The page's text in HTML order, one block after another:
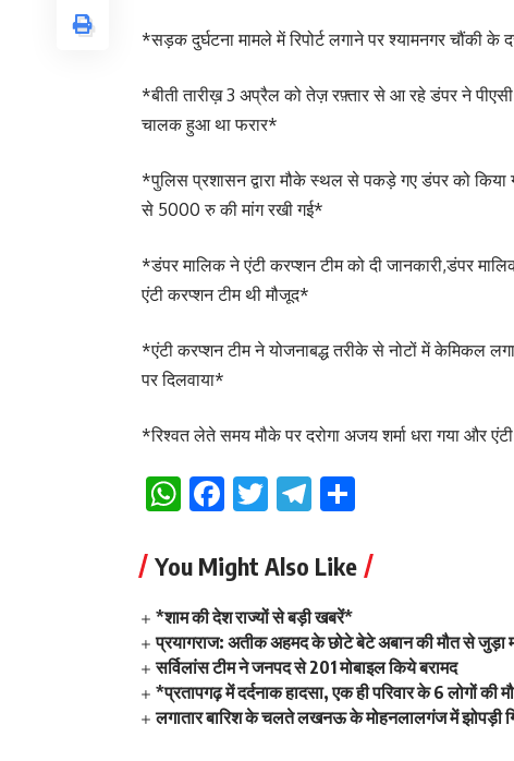
*सड़क दुर्घटना मामले में रिपोर्ट लगाने पर श्यामनगर चौंकी
*बीती तारीख़ 3 अप्रैल को तेज़ रफ़्तार से आ रहे डंपर ने
चालक हुआ था फरार*
*पुलिस प्रशासन द्वारा मौके स्थल से पकड़े गए डंपर को किया
से 5000 रु की मांग रखी गई*
*डंपर मालिक ने एंटी करप्शन टीम को दी जानकारी,डंपर
एंटी करप्शन टीम थी मौजूद*
*एंटी करप्शन टीम ने योजनाबद्ध तरीके से नोटों में केमिकल
पर दिलवाया*
*रिश्वत लेते समय मौके पर दरोगा अजय शर्मा धरा गया और
WhatsApp
Facebook
TwitterTelegram
You Might Also Like
*शाम की देश राज्यों से बड़ी खबरें*
प्रयागराज: अतीक अहमद के छोटे बेटे अबान की मौत से जुड़ा
सर्विलांस टीम ने जनपद से 201 मोबाइल किये बरामद
*प्रतापगढ़ में दर्दनाक हादसा, एक ही परिवार के 6 लोगों की
लगातार बारिश के चलते लखनऊ के मोहनलालगंज में झोपड़ी